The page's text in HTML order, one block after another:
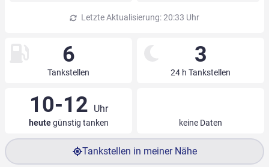
Letzte Aktualisierung: 20:33 Uhr
6
Tankstellen
3
24 h Tankstellen
10-12 Uhr
heutegünstig tanken keine Daten
Tankstellen in meiner Nähe